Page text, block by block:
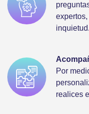
inquietud.
Por
realices